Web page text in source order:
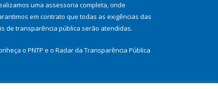
uma assessoria completa, onde
em contrato que todas as exigências das
de transparência pública serão atendidas.
o PNTP e o Radar da Transparência Pública